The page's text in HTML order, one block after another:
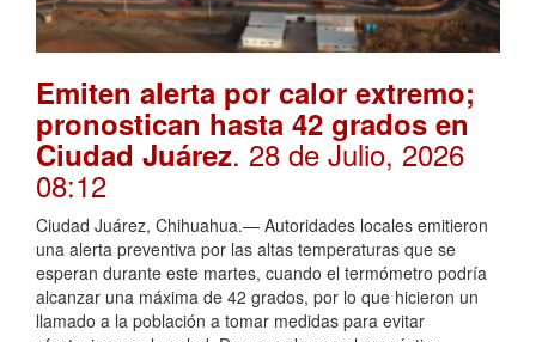
Emiten alerta por calor extremo;
pronostican hasta 42 grados en
Ciudad Juárez. 28 de Julio, 2026
08:12
Ciudad Juárez, Chihuahua.— Autoridades locales emitieron
una alerta preventiva por las altas temperaturas que se
esperan durante este martes, cuando el termómetro podría
alcanzar una máxima de 42 grados, por lo que hicieron un
llamado a la población a tomar medidas para evitar